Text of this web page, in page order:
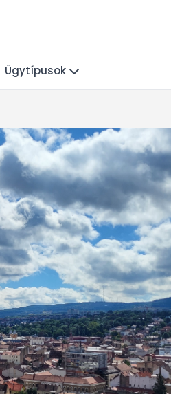
Ügytípusok